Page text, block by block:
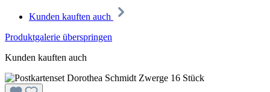
Kunden kauften auch
Produktgalerie überspringen
Kunden kauften auch